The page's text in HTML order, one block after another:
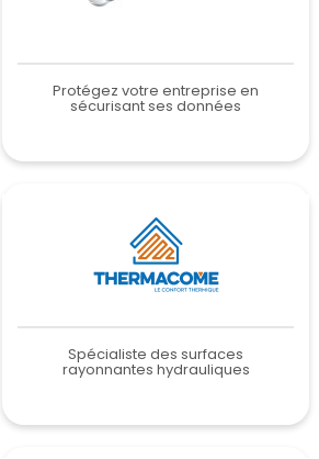
Protégez votre entreprise en
sécurisant ses données
Spécialiste des surfaces
rayonnantes hydrauliques